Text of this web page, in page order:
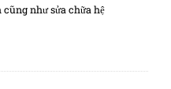
như sửa chữa hệ